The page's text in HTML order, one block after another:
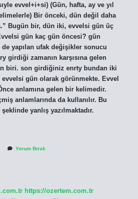
evvel+i+si) (Gün, hafta, ay ve yıl
Bir önceki, dün değil daha
Bugün bir, dün iki, evvelsi gün üç
gün kaç gün öncesi? gün
yapılan ufak değişikler sonucu
girdiği zamanın karşısına gelen
biri. son girdiğiniz enrty bundan iki
evvelsi gün olarak görünmekte. Evvel
anlamına gelen bir kelimedir.
anlamlarında da kullanılır. Bu
yanlış yazılmaktadır.
Yorum Bırak
https://ozertem.com.tr